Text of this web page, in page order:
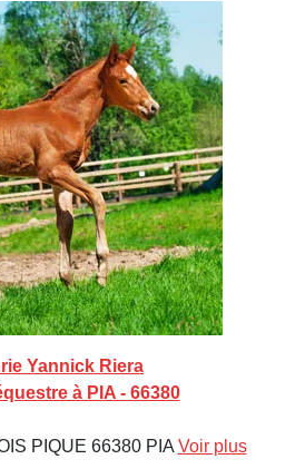
Yannick Riera
à PIA - 66380
PIQUE 66380 PIA Voir plus